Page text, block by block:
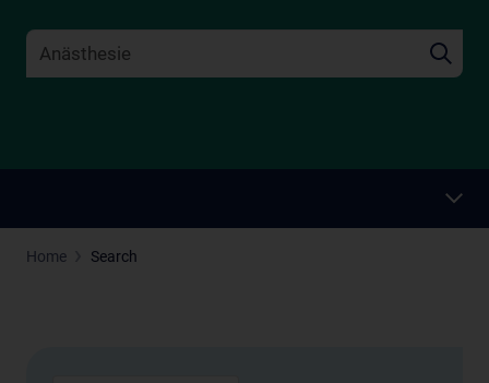
Home Search